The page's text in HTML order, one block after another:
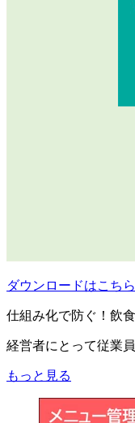
ダウンロードはこちら
仕組み化で防ぐ！飲
経営者にとって従業
もっと見る